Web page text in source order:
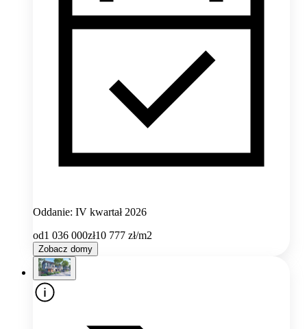
Oddanie: IV kwartał 2026
od1 036 000zł10 777 zł/m2
Zobacz domy